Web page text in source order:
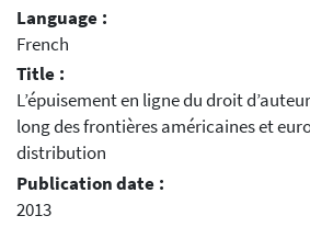
Language :
French
Title :
L’épuisement en ligne du droit
long des frontières américaines et
distribution
Publication date :
2013